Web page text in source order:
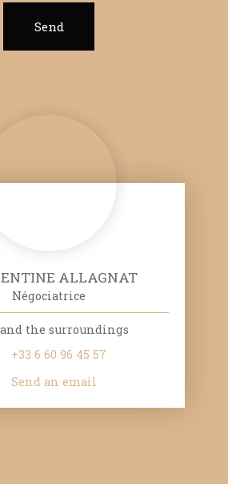
Send
ALLAGNAT
Négociatrice
the surroundings
+33 6 60 96 45 57
Send an email